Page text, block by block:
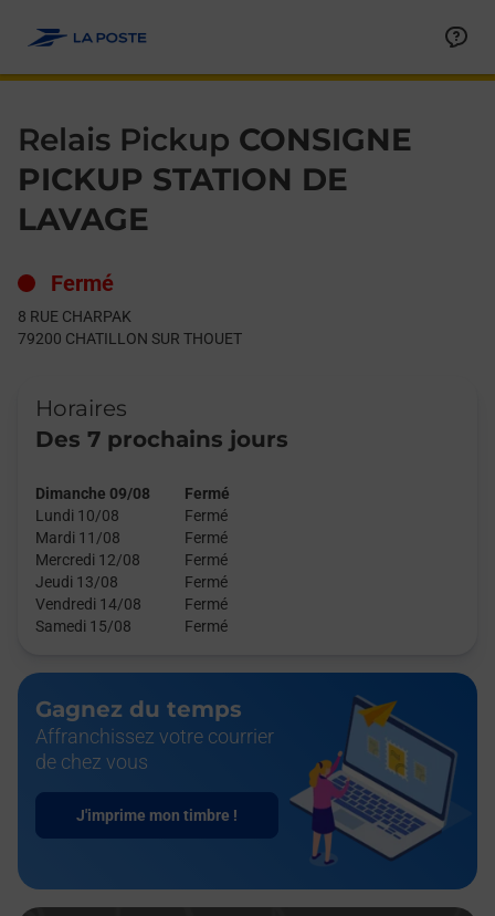
Relais Pickup CONSIGNE
PICKUP STATION DE
LAVAGE
Fermé
8 RUE CHARPAK
79200 CHATILLON SUR THOUET
Horaires
Des 7 prochains jours
Dimanche 09/08
Fermé
Lundi 10/08
Fermé
Mardi 11/08
Fermé
Mercredi 12/08
Fermé
Jeudi 13/08
Fermé
Vendredi 14/08
Fermé
Samedi 15/08
Fermé
Gagnez du temps
Affranchissez votre courrier
de chez vous
J'imprime mon timbre !